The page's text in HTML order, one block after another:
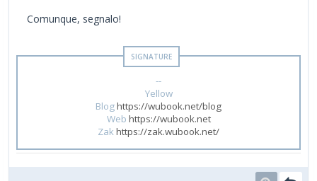
Comunque, segnalo!
--
Yellow
Bloghttps://wubook.net/blog
Web https://wubook.net
Zakhttps://zak.wubook.net/